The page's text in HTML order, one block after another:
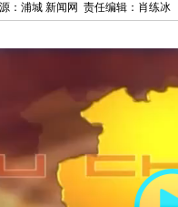
：浦城 新闻网 责任编辑：肖练冰